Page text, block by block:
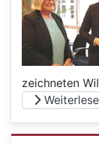
zeichneten